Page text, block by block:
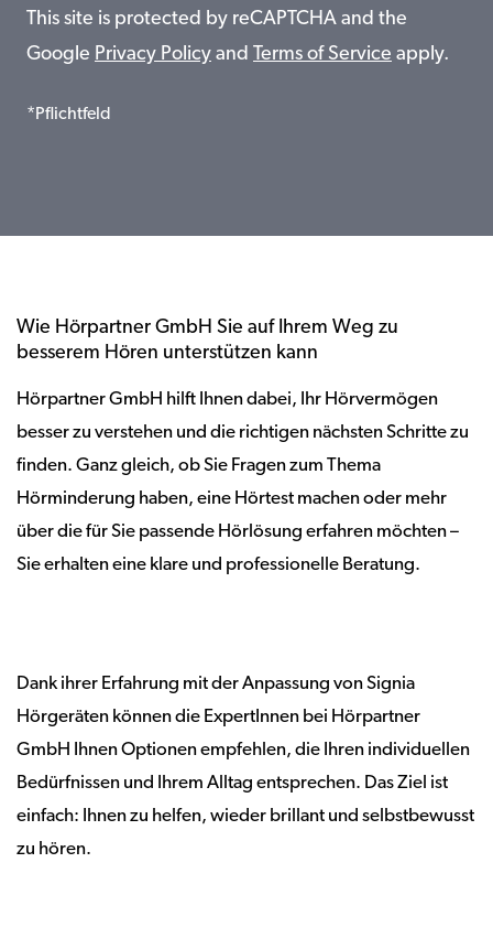
This site is protected by reCAPTCHA and the
Google Privacy Policy and Terms of Service apply.
*Pflichtfeld
Wie Hörpartner GmbH Sie auf Ihrem Weg zu
besserem Hören unterstützen kann
Hörpartner GmbH hilft Ihnen dabei, Ihr Hörvermögen
besser zu verstehen und die richtigen nächsten Schritte zu
finden. Ganz gleich, ob Sie Fragen zum Thema
Hörminderung haben, eine Hörtest machen oder mehr
über die für Sie passende Hörlösung erfahren möchten –
Sie erhalten eine klare und professionelle Beratung.
Dank ihrer Erfahrung mit der Anpassung von Signia
Hörgeräten können die ExpertInnen bei Hörpartner
GmbH Ihnen Optionen empfehlen, die Ihren individuellen
Bedürfnissen und Ihrem Alltag entsprechen. Das Ziel ist
einfach: Ihnen zu helfen, wieder brillant und selbstbewusst
zu hören.